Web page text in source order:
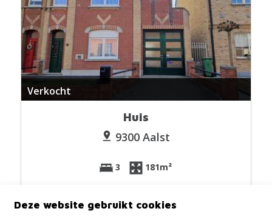
Verkocht
Huis
9300 Aalst
3 181m²
Deze website gebruikt cookies